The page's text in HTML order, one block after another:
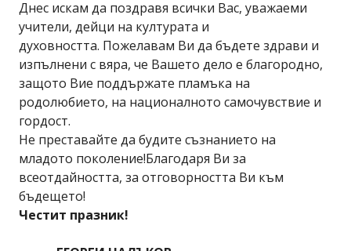
Днес искам да поздравя всички Вас, уважаеми
учители, дейци на културата и
духовността. Пожелавам Ви да бъдете здрави и
изпълнени с вяра, че Вашето дело е благородно,
защото Вие поддържате пламъка на
родолюбието, на националното самочувствие и
гордост.
Не преставайте да будите съзнанието на
младото поколение!Благодаря Ви за
всеотдайността, за отговорността Ви към
бъдещето!
Честит празник!